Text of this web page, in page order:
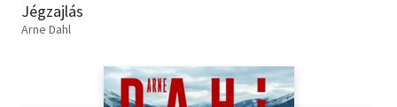
Erotika
Hobbi, szabadidő
Jégzajlás
Arne Dahl